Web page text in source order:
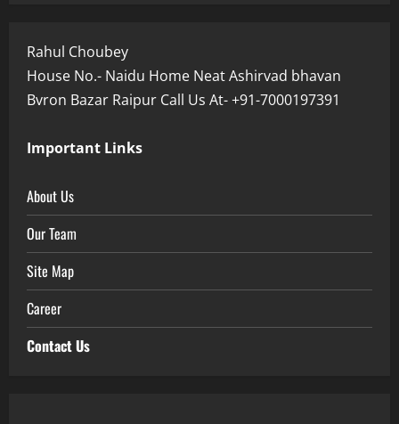
Rahul Choubey
House No.- Naidu Home Neat Ashirvad bhavan
Bvron Bazar Raipur Call Us At- +91-7000197391
Important Links
About Us
Our Team
Site Map
Career
Contact Us